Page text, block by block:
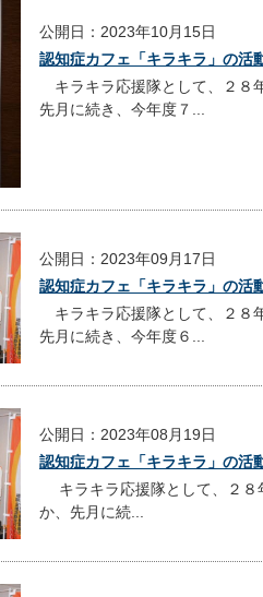
公開日：2023年10月15日
認知症カフェ「キラキラ」の活
キラキラ応援隊として、２８
先月に続き、今年度７...
公開日：2023年09月17日
認知症カフェ「キラキラ」の活
キラキラ応援隊として、２８
先月に続き、今年度６...
公開日：2023年08月19日
認知症カフェ「キラキラ」の活
キラキラ応援隊として、２８
か、先月に続...